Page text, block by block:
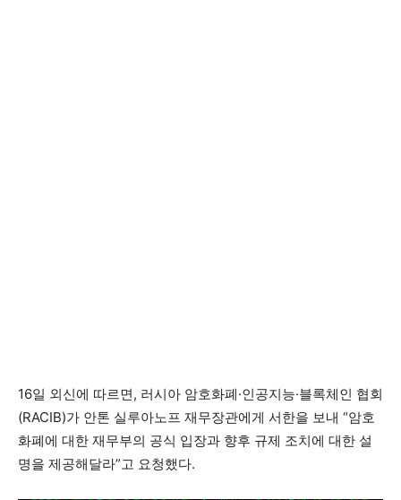
16일 외신에 따르면, 러시아 암호화폐·인공지능·블록체인 협회
(RACIB)가 안톤 실루아노프 재무장관에게 서한을 보내 “암호
화폐에 대한 재무부의 공식 입장과 향후 규제 조치에 대한 설
명을 제공해달라”고 요청했다.